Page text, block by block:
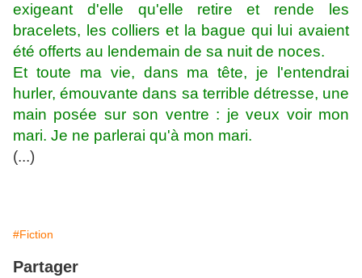
exigeant d'elle qu'elle retire et rende les
bracelets, les colliers et la bague qui lui avaient
été offerts au lendemain de sa nuit de noces.
Et toute ma vie, dans ma tête, je l'entendrai
hurler, émouvante dans sa terrible détresse, une
main posée sur son ventre : je veux voir mon
mari. Je ne parlerai qu'à mon mari.
(...)
#Fiction
Partager